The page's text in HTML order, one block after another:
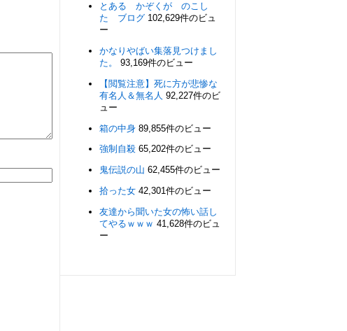
とある かぞくが のこし
た ブログ 102,629件のビュ
ー
かなりやばい集落見つけまし
た。
93,169件のビュー
【閲覧注意】死に方が悲惨な
有名人＆無名人 92,227件のビ
ュー
箱の中身 89,855件のビュー
強制自殺 65,202件のビュー
鬼伝説の山 62,455件のビュー
拾った女 42,301件のビュー
友達から聞いた女の怖い話し
てやるｗｗｗ 41,628件のビュ
ー